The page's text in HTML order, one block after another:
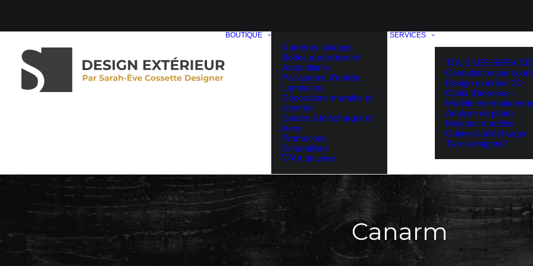
BOUTIQUE
Numéros civiques
Boîtes aux lettres et
Autocollants
Paillassons d’entrée
Luminaires
Décorations murales et
d’entrée
Guides à télécharger et
livres
Promotions
Échantillons
Art de vivre
SERVICES
TOUS LES
Consultation par
Design extérieur 3D
Choix d’adresse –
Modèle et
Analyse de photo
Maisons modèles
Guides à télécharger
Tu es designer?
Canarm